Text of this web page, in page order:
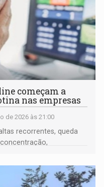
começam a
nas empresas
de 2026 às 21:00
recorrentes, queda